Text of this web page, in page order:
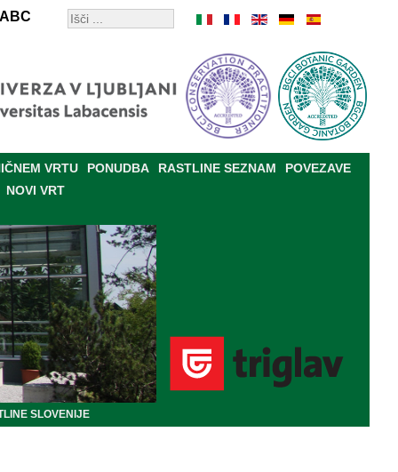
ABC
VRTU PONUDBA RASTLINE SEZNAM
POVEZAVE
NOVI VRT
SLOVENIJE